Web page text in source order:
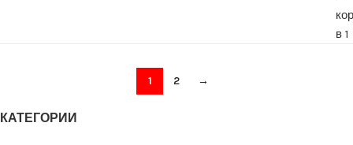
КАТЕГОРИИ
в
1 2 →